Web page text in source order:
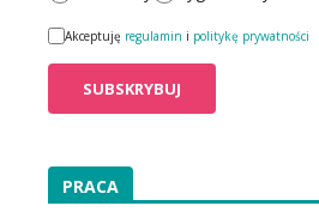
Akceptuję regulamin i politykę prywatności
PRACA